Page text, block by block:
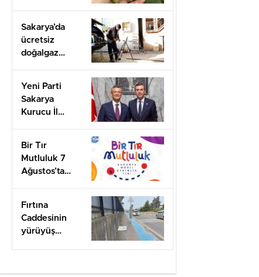
Sakarya’da
ücretsiz
doğalgaz
başladı
Yeni Parti
Sakarya
Kurucu İl
Bir Tır
Mutluluk 7
Ağustos’ta
Fırtına
Caddesinin
yürüyüş